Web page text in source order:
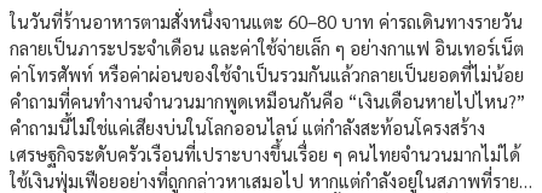
ลงทุน และสังคม ในวันที่การแข่งขันทางธุรกิจไม่ได้วัดกันที่สินค้าและ
บริการเพียงอย่างเดียว แต่ยังวัดกันที่ความน่าเชื่อถือและความสามารถใน
การสื่อสาร PR Agency จึงกลายเป็นอีกหนึ่งกลไกสำคัญที่ช่วยให้แบรนด์ยืน
อยู่ในพื้นที่สื่อได้อย่างมั่นคง วัดผลการประชาสัมพันธ์ได้มากกว่าจำนวน
ข่าวที่เผยแพร่ ในอดีต การวัดผล PR อาจพิจารณาจากจำนวนข่าวที่ได้รับ
การเผยแพร่ หรือมูลค่าสื่อเทียบเท่าโฆษณา แต่ในยุคดิจิทัล การวัดผลควร
มองลึกกว่านั้น PR Agency […]
ในวันที่ร้านอาหารตามสั่งหนึ่งจานแตะ 60–80 บาท ค่ารถเดินทางรายวัน
กลายเป็นภาระประจำเดือน และค่าใช้จ่ายเล็ก ๆ อย่างกาแฟ อินเทอร์เน็ต
ค่าโทรศัพท์ หรือค่าผ่อนของใช้จำเป็นรวมกันแล้วกลายเป็นยอดที่ไม่น้อย
คำถามที่คนทำงานจำนวนมากพูดเหมือนกันคือ “เงินเดือนหายไปไหน?”
คำถามนี้ไม่ใช่แค่เสียงบ่นในโลกออนไลน์ แต่กำลังสะท้อนโครงสร้าง
เศรษฐกิจระดับครัวเรือนที่เปราะบางขึ้นเรื่อย ๆ คนไทยจำนวนมากไม่ได้
ใช้เงินฟุ่มเฟือยอย่างที่ถูกกล่าวหาเสมอไป หากแต่กำลังอยู่ในสภาพที่ราย